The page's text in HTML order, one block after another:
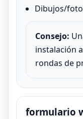
Dibujos/
Consejo:
instalación
rondas de
formulario